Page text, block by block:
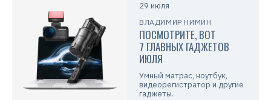
29 июля
ВЛАДИМИР НИМИН
ПОСМОТРИТЕ, ВОТ
7 ГЛАВНЫХ ГАДЖЕТОВ
ИЮЛЯ
Умный матрас, ноутбук,
видеорегистратор и другие
гаджеты.